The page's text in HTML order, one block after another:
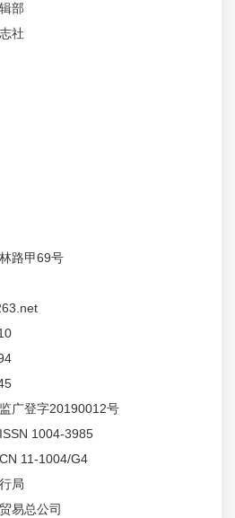
部
社
路甲69号
广登字20190012号
1004-3985
11-1004/G4
局
易总公司